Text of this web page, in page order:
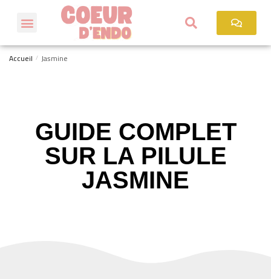
Accueil / Jasmine
GUIDE COMPLET
SUR LA PILULE
JASMINE